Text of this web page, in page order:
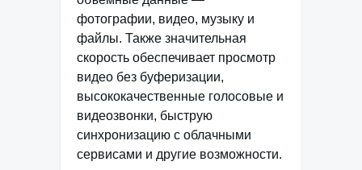
фотографии, видео, музыку и
файлы. Также значительная
скорость обеспечивает просмотр
видео без буферизации,
высококачественные голосовые и
видеозвонки, быструю
синхронизацию с облачными
сервисами и другие возможности.